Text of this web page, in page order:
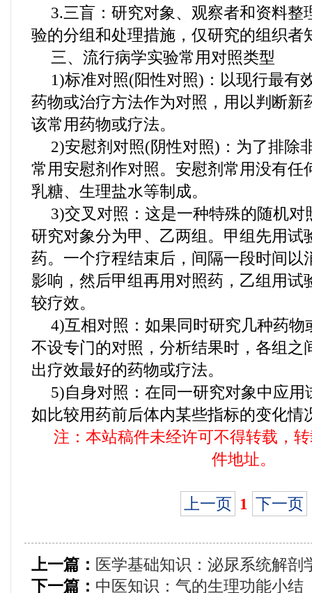
3.三盲：研究对象、观察者和资料整
验的分组和处理措施，仅研究的组织者
三、流行病学实验常用对照类型
1)标准对照(阳性对照)：以现行最有
药物或治疗方法作为对照，用以判断新
该常用药物或疗法。
2)安慰剂对照(阴性对照)：为了排除
常用安慰剂作对照。安慰剂常用没有任
乳糖、生理盐水等制成。
3)交叉对照：这是一种特殊的随机对
研究对象分为甲、乙两组。甲组先用试
药。一个疗程结束后，间隔一段时间以
影响，然后甲组再用对照药，乙组用试
较疗效。
4)互相对照：如果同时研究几种药物
不设专门的对照，分析结果时，各组之
出疗效最好的药物或疗法。
5)自身对照：在同一研究对象中应用
如比较用药前后体内某些指标的变化情
注：本站稿件未经许可不得转载，
件地址。
上一页 1 下一页
上一篇： 医学基础知识：泌尿系统解剖
下一篇： 中医知识：气的生理功能小结